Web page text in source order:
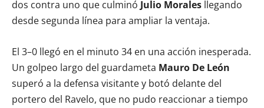
dos contra uno que culminó Julio Morales llegando
desde segunda línea para ampliar la ventaja.
El 3–0 llegó en el minuto 34 en una acción inesperada.
Un golpeo largo del guardameta Mauro De León
superó a la defensa visitante y botó delante del
portero del Ravelo, que no pudo reaccionar a tiempo